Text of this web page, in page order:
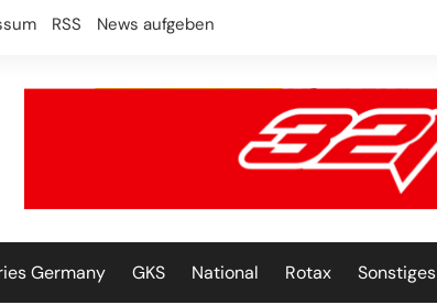
RSS News aufgeben
Germany GKS National Rotax Sonstiges